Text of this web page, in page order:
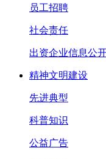
员工招聘
社会责任
出资企业信息公
精神文明建设
先进典型
科普知识
公益广告